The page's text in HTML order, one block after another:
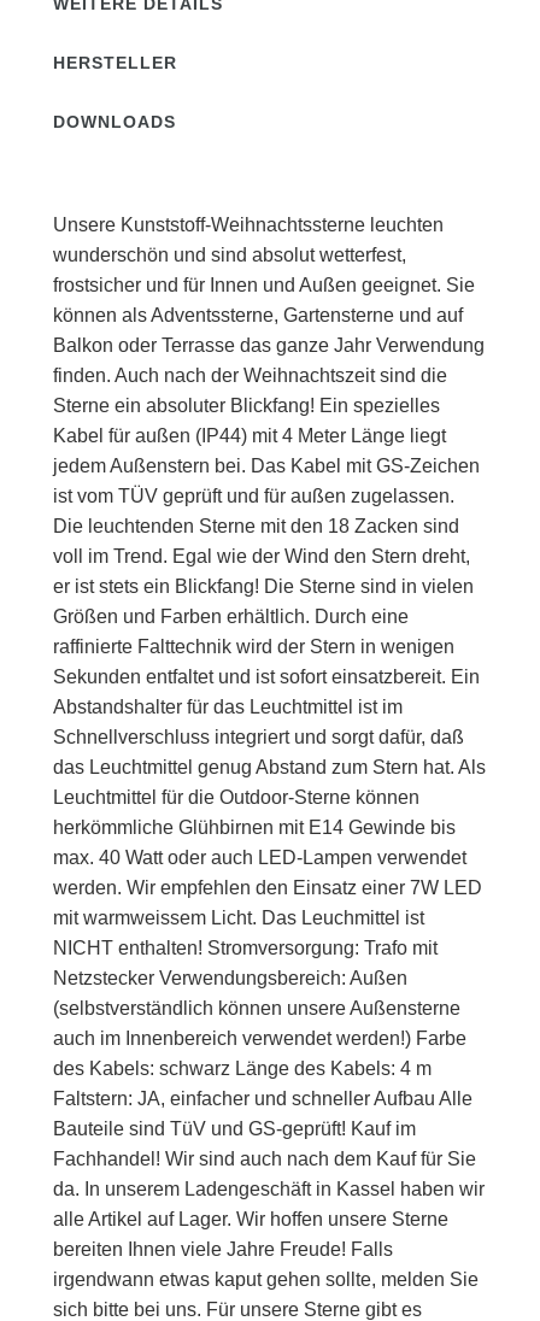
HERSTELLER
DOWNLOADS
Unsere Kunststoff-Weihnachtssterne leuchten
wunderschön und sind absolut wetterfest,
frostsicher und für Innen und Außen geeignet. Sie
können als Adventssterne, Gartensterne und auf
Balkon oder Terrasse das ganze Jahr Verwendung
finden. Auch nach der Weihnachtszeit sind die
Sterne ein absoluter Blickfang! Ein spezielles
Kabel für außen (IP44) mit 4 Meter Länge liegt
jedem Außenstern bei. Das Kabel mit GS-Zeichen
ist vom TÜV geprüft und für außen zugelassen.
Die leuchtenden Sterne mit den 18 Zacken sind
voll im Trend. Egal wie der Wind den Stern dreht,
er ist stets ein Blickfang! Die Sterne sind in vielen
Größen und Farben erhältlich. Durch eine
raffinierte Falttechnik wird der Stern in wenigen
Sekunden entfaltet und ist sofort einsatzbereit. Ein
Abstandshalter für das Leuchtmittel ist im
Schnellverschluss integriert und sorgt dafür, daß
das Leuchtmittel genug Abstand zum Stern hat. Als
Leuchtmittel für die Outdoor-Sterne können
herkömmliche Glühbirnen mit E14 Gewinde bis
max. 40 Watt oder auch LED-Lampen verwendet
werden. Wir empfehlen den Einsatz einer 7W LED
mit warmweissem Licht. Das Leuchmittel ist
NICHT enthalten! Stromversorgung: Trafo mit
Netzstecker Verwendungsbereich: Außen
(selbstverständlich können unsere Außensterne
auch im Innenbereich verwendet werden!) Farbe
des Kabels: schwarz Länge des Kabels: 4 m
Faltstern: JA, einfacher und schneller Aufbau Alle
Bauteile sind TüV und GS-geprüft! Kauf im
Fachhandel! Wir sind auch nach dem Kauf für Sie
da. In unserem Ladengeschäft in Kassel haben wir
alle Artikel auf Lager. Wir hoffen unsere Sterne
bereiten Ihnen viele Jahre Freude! Falls
irgendwann etwas kaput gehen sollte, melden Sie
sich bitte bei uns. Für unsere Sterne gibt es